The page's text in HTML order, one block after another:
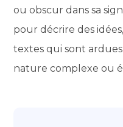
ou obscur dans sa
pour décrire des
textes qui sont ardues
nature complexe ou